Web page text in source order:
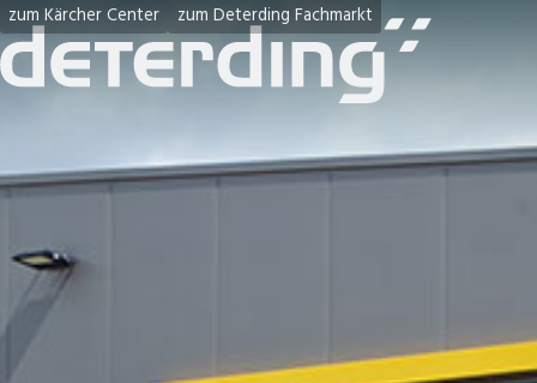
zum Kärcher Center zum Deterding Fachmarkt